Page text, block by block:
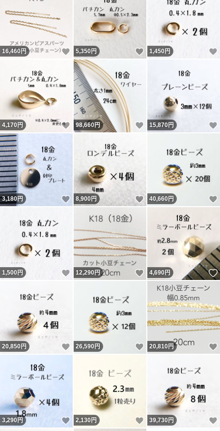
16,460円 いいね！
5,350円 いいね！
1,450 円
4,170 円 いいね！
98,660円 いいね！
15,870円
3,180円 いいね！
8,900円 いいね！
40,660 円
1,500円 いいね！
12,290円 いいね！
4,690円
20,850 円 いいね！
26,590 円 いいね！
20,810円
3,290円 いいね！
2,130 円 いいね！
39,730 円